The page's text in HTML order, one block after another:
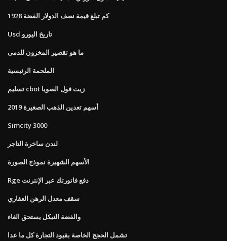
كم تبلغ قيمة نصف الدولار الفضة 1928
Usd تاريخ اليورو
ما هو تقصير المخزون للدمى
الملحمة الرئيسية
تسليم cbot زيت فول الصويا
أسهم تعدين الذهب الصغيرة 2019
Simcity 3000
لندن ساخرة التاجر
الأسهم الشهيرة نموذج الصورة
Rge دفع فاتورتك عبر الإنترنت
سقف معدل الرهن العقاري
والفضة النيكل يستحق الغاء
تشمل الحجج الخاصة بقيود التجارة كل ما عدا